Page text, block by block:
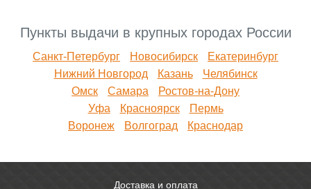
Пункты выдачи в крупных городах России
Санкт-Петербург Новосибирск
Екатеринбург
Нижний Новгород
Казань
Челябинск
Омск
Самара
Ростов-на-Дону
Уфа
Красноярск
Пермь
Воронеж
Волгоград Краснодар
Доставка и оплата